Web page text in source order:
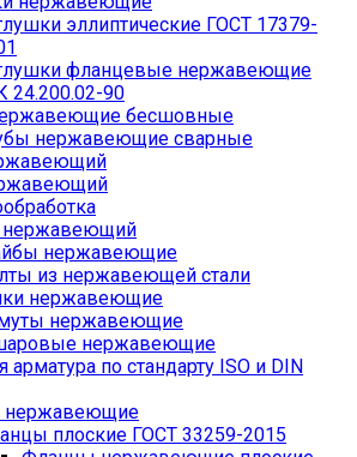
эллиптические ГОСТ 17379-
фланцевые нержавеющие
24.200.02-90
бесшовные
нержавеющие сварные
нержавеющие
из нержавеющей стали
нержавеющие
нержавеющие
нержавеющие
арматура по стандарту ISO и DIN
плоские ГОСТ 33259-2015